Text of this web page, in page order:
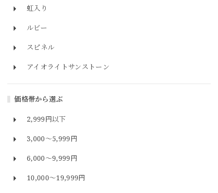
虹入り
ルビー
スピネル
アイオライトサンストーン
価格帯から選ぶ
2,999円以下
3,000～5,999円
6,000～9,999円
10,000～19,999円